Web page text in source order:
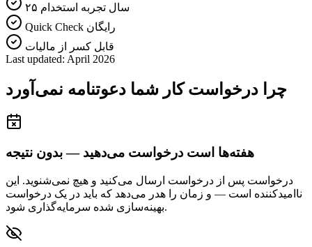
۲۵ سال تجربه استخدام
Quick Check رایگان
قابل کسر از مالیات
Last updated: April 2026
چرا درخواست کار شما دعوتنامه نمی‌آورد
هفته‌ها است درخواست می‌دهید — بدون نتیجه
درخواست پس از درخواست ارسال می‌کنید و هیچ نمی‌شنوید. این
ناامیدکننده است — و زمان را هدر می‌دهد که باید در یک درخواست
بهینه‌سازی شده سرمایه‌گذاری شود.